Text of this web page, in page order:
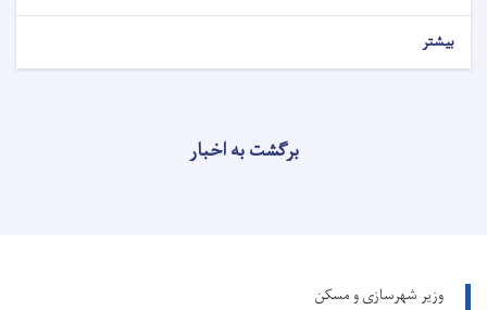
بیشتر
برگشت به اخبار
وزیر شهرسازی و مسکن